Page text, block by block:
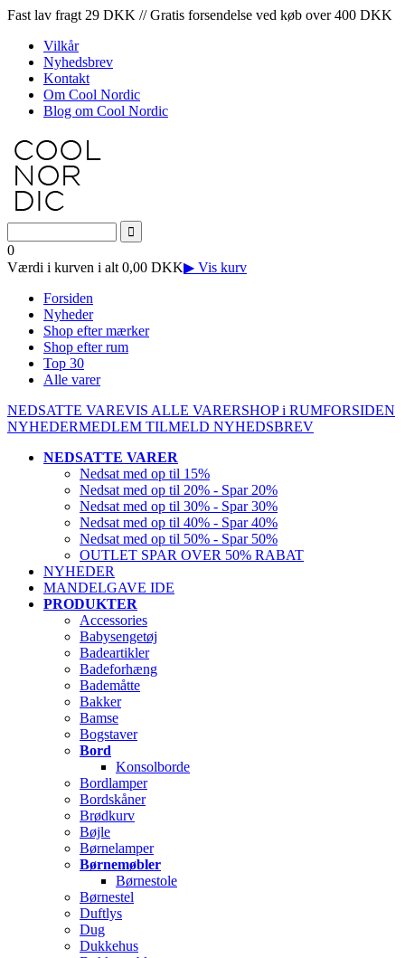
Fast lav fragt 29 DKK // Gratis forsendelse ved køb over 400 DKK
Vilkår
Nyhedsbrev
Kontakt
Om Cool Nordic
Blog om Cool Nordic
0
Værdi i kurven i alt 0,00 DKK▶ Vis kurv
Forsiden
Nyheder
Shop efter mærker
Shop efter rum
Top 30
Alle varer
NEDSATTE VAREVIS ALLE VARERSHOP i RUMFORSIDEN
NYHEDERMEDLEM TILMELD NYHEDSBREV
NEDSATTE VARER
Nedsat med op til 15%
Nedsat med op til 20% - Spar 20%
Nedsat med op til 30% - Spar 30%
Nedsat med op til 40% - Spar 40%
Nedsat med op til 50% - Spar 50%
OUTLET SPAR OVER 50% RABAT
NYHEDER
MANDELGAVE IDE
PRODUKTER
Accessories
Babysengetøj
Badeartikler
Badeforhæng
Bademåtte
Bakker
Bamse
Bogstaver
Bord
Konsolborde
Bordlamper
Bordskåner
Brødkurv
Bøjle
Børnelamper
Børnemøbler
Børnestole
Børnestel
Duftlys
Dug
Dukkehus